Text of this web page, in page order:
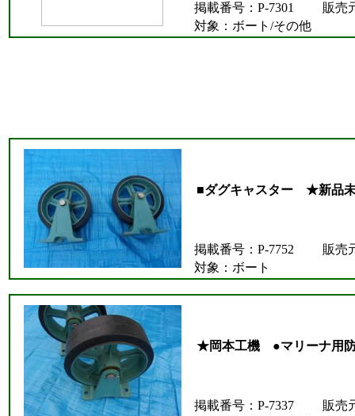
掲載番号：P-7301
販売
対象：ボート/その他
■ダグキャスター ★新品
掲載番号：P-7752
販売
対象：ボート
★岡本工機 ●マリーナ用防
掲載番号：P-7337
販売